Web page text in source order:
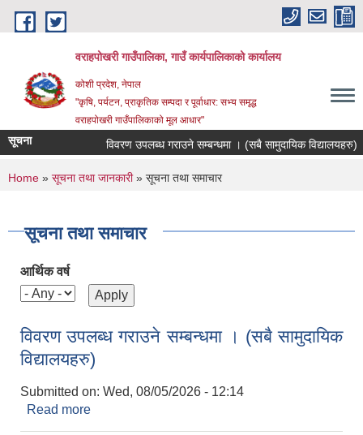
Skip to main content
वराहपोखरी गाउँपालिका, गाउँ कार्यपालिकाको कार्यालय
कोशी प्रदेश, नेपाल
"कृषि, पर्यटन, प्राकृतिक सम्पदा र पूर्वाधार: सभ्य समृद्ध
वराहपोखरी गाउँपालिकाको मूल आधार"
सूचना विवरण उपलब्ध गराउने सम्बन्धमा । (सबै सामुदायिक विद्यालयहरु)
You are here
Home » सूचना तथा जानकारी» सूचना तथा समाचार
सूचना तथा समाचार
आर्थिक वर्ष
विवरण उपलब्ध गराउने सम्बन्धमा । (सबै सामुदायिक
विद्यालयहरु)
Submitted on: Wed, 08/05/2026 - 12:14
Read more